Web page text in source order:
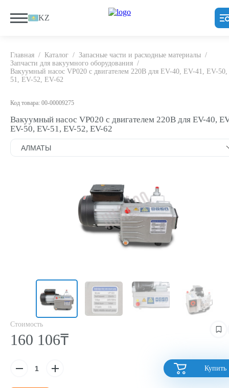
KZ
Главная / Каталог / Запасные части и расходные материалы /
Запчасти для вакуумного оборудования /
Вакуумный насос VP020 с двигателем 220В для EV-40, EV-41, EV-
51, EV-52, EV-62
Код товара: 00-00009275
Вакуумный насос VP020 с двигателем 220В для EV-40,
EV-50, EV-51, EV-52, EV-62
Стоимость
160 106₸
Купить